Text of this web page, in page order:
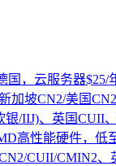
，云服务器$25/
加坡CN2/美国
/IIJ)、英国CUII
高性能硬件，低
CUII/CMIN2